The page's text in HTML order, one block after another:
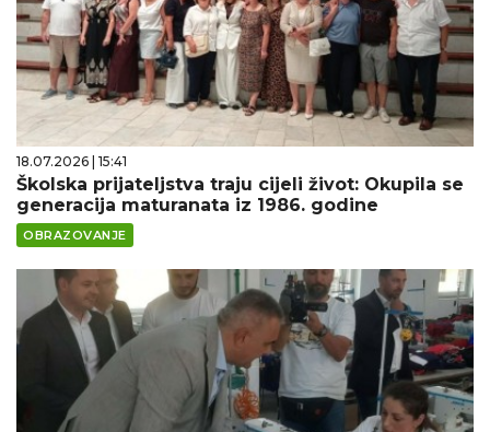
18.07.2026 | 15:41
Školska prijateljstva traju cijeli život: Okupila se
generacija maturanata iz 1986. godine
OBRAZOVANJE